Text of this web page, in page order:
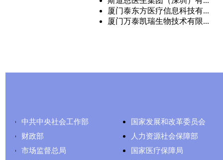
厦门泰东方医疗信息科技有...
厦门万泰凯瑞生物技术有限...
中共中央社会工作部
国家发展和改革委员会
财政部
人力资源社会保障部
市场监督总局
国家医疗保障局